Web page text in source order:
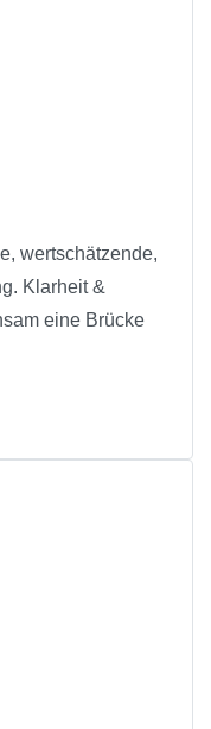
wertschätzende,
Klarheit &
eine Brücke